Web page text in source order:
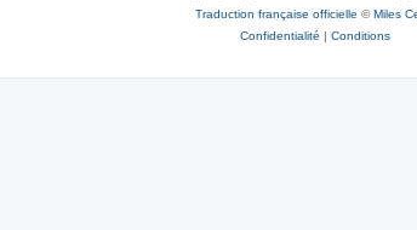
Traduction française officielle ©Miles
Confidentialité | Conditions